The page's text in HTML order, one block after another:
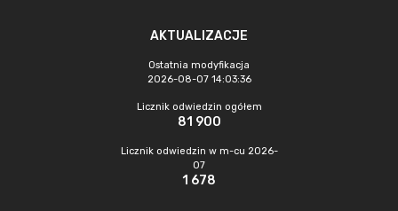
AKTUALIZACJE
Ostatnia modyfikacja
2026-08-07 14:03:36
Licznik odwiedzin ogółem
81 900
Licznik odwiedzin w m-cu 2026-
07
1 678